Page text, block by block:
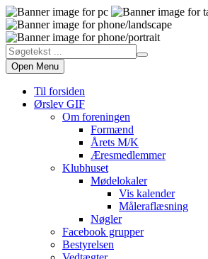
Open Menu
Til forsiden
Ørslev GIF
Om foreningen
Formænd
Årets M/K
Æresmedlemmer
Klubhuset
Mødelokaler
Vis kalender
Måleraflæsning
Nøgler
Facebook grupper
Bestyrelsen